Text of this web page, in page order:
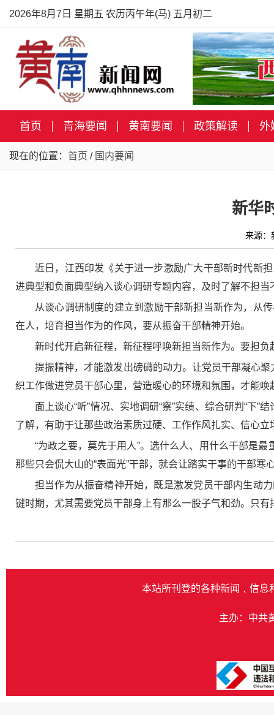
2026年8月7日 星期五 农历丙午年(马) 五月初二
首页 青海要闻 黄南要闻 政策解读 外
现在的位置： 首页 / 国内要闻
新华
来源
近日，江西印发《关于进一步激励广大干部新时代新
进典型和负面典型纳入谈心调研专题内容，及时了解不担
从谈心调研制度的建立到激励干部新担当新作为，从
在人，培育担当作为的作风，要从振奋干部精神开始。
新时代开启新征程，新征程呼唤新担当新作为。要担
提振精神，才能激发出磅礴的动力。让党员干部凝心
织工作做进党员干部心里，营造暖心的环境和氛围，才能
面上谈心“听”情况、实地调研“察”实绩、综合研判“下
了解，有助于让那些政治素质过硬、工作作风扎实、信心
“为政之要，莫先于用人”。选什么人、用什么干部是
那些只会侃大山的“表面光”干部，就会让踏实干事的干部
担当作为从振奋精神开始，既是激发党员干部内生动
键时期，尤其需要党员干部身上有那么一股子气和劲。只
本站所刊登的各种新闻﹑信息
主办：中共